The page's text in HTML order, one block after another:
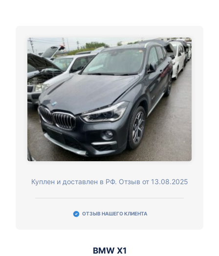
Куплен и доставлен в РФ. Отзыв от 13.08.2025
ОТЗЫВ НАШЕГО КЛИЕНТА
BMW X1